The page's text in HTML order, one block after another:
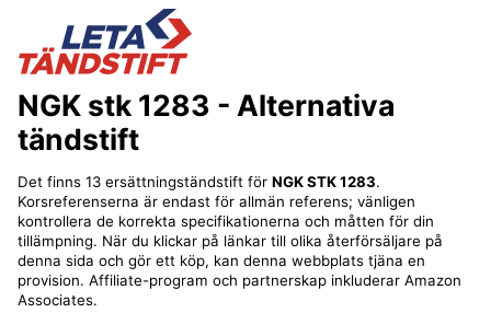
NGK stk 1283 - Alternativa
tändstift
Det finns 13 ersättningständstift för NGK STK 1283.
Korsreferenserna är endast för allmän referens; vänligen
kontrollera de korrekta specifikationerna och måtten för din
tillämpning. När du klickar på länkar till olika återförsäljare på
denna sida och gör ett köp, kan denna webbplats tjäna en
provision. Affiliate-program och partnerskap inkluderar Amazon
Associates.